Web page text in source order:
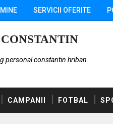
SERVICII OFERITE
personal constantin hriban
CAMPANII FOTBAL